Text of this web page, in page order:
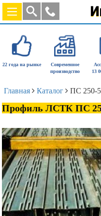
22 года на рынке
Современное
производство
13
Главная Каталог ПС 250-
Профиль ЛСТК ПС